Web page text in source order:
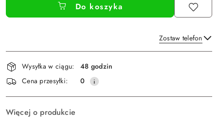
Do koszyka
Zostaw telefon
Wyślij
Dostępność
i
dostawa
Wysyłka w ciągu:
48 godzin
Cena przesyłki:
0
Więcej o produkcie